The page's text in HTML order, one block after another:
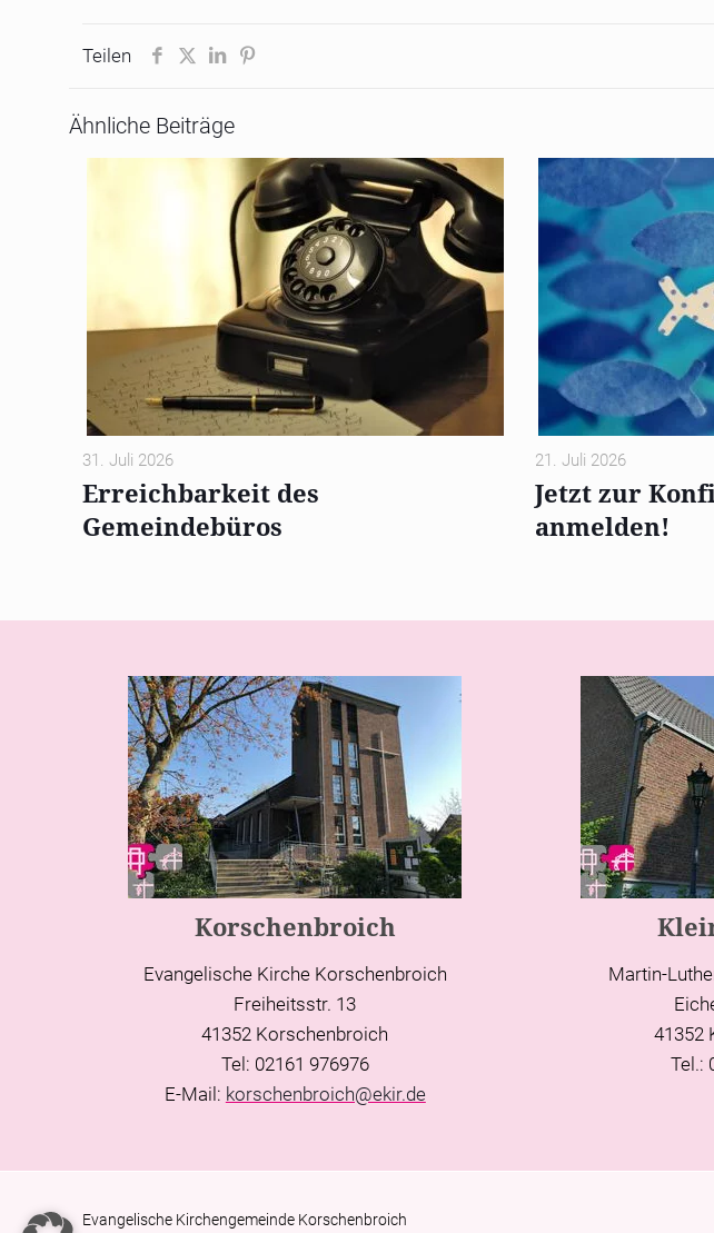
Teilen
Ähnliche Beiträge
31. Juli 2026
Erreichbarkeit des
Gemeindebüros
21. Juli 2026
Jetzt zur
anmelden!
Korschenbroich
Evangelische Kirche Korschenbroich
Freiheitsstr. 13
41352 Korschenbroich
Tel: 02161 976976
E-Mail: korschenbroich@ekir.de
Martin-
41352
Tel.:
Evangelische Kirchengemeinde Korschenbroich